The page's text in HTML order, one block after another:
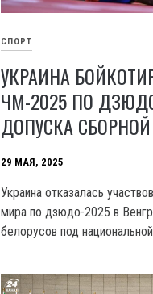
СПОРТ
УКРАИНА
ЧМ-2025 ПО
ДОПУСКА
29 МАЯ, 2025
Украина отказалась
мира по дзюдо-2025 в
белорусов под